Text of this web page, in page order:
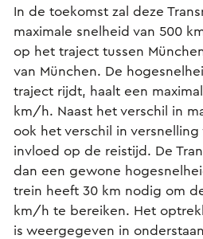
In de toekomst zal deze
maximale snelheid van 500
op het traject tussen
van München. De
traject rijdt, haalt een
km/h. Naast het verschil in
ook het verschil in
invloed op de reistijd. De
dan een gewone
trein heeft 30 km nodig om
km/h te bereiken. Het
is weergegeven in